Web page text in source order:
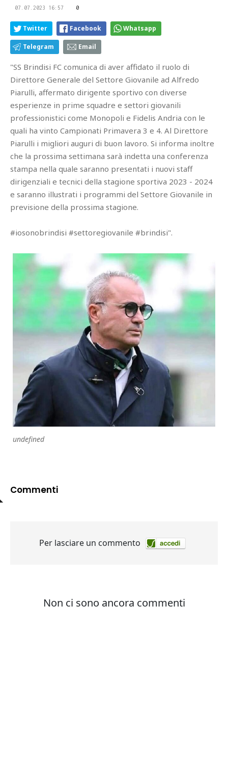
07.07.2023 16:57 0
Twitter Facebook Whatsapp
Telegram Email
"SS Brindisi FC comunica di aver affidato il ruolo di
Direttore Generale del Settore Giovanile ad Alfredo
Piarulli, affermato dirigente sportivo con diverse
esperienze in prime squadre e settori giovanili
professionistici come Monopoli e Fidelis Andria con le
quali ha vinto Campionati Primavera 3 e 4. Al Direttore
Piarulli i migliori auguri di buon lavoro. Si informa inoltre
che la prossima settimana sarà indetta una conferenza
stampa nella quale saranno presentati i nuovi staff
dirigenziali e tecnici della stagione sportiva 2023 - 2024
e saranno illustrati i programmi del Settore Giovanile in
previsione della prossima stagione.
#iosonobrindisi #settoregiovanile #brindisi".
undefined
Commenti